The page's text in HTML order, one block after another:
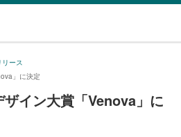
ース
」に決定
イン大賞「Venova」に